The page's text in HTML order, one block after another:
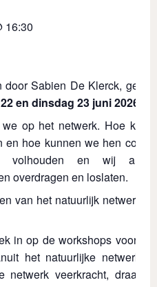
16:30
Sabien De Klerck,
en dinsdag 23 juni 2026
op het netwerk. Hoe
en hoe kunnen we hen
en wij als
overdragen en loslaten.
van het natuurlijk netwerk
in op de workshops voor
het natuurlijke netwerk
netwerk veerkracht,